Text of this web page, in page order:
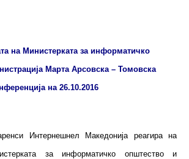
на Министерката за информатичко
Марта Арсовска – Томовска
на 26.10.2016
Интернешнел Македонија реагира на
за информатичко општество и